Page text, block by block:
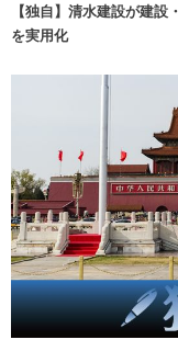
【独自】清水建設が建
を実用化